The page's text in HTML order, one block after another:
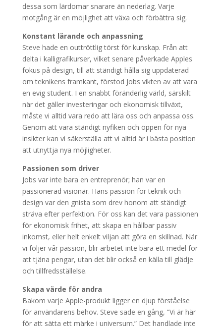
dessa som lärdomar snarare än nederlag. Varje
motgång är en möjlighet att växa och förbättra sig.
Konstant lärande och anpassning
Steve hade en outtröttlig törst för kunskap. Från att
delta i kalligrafikurser, vilket senare påverkade Apples
fokus på design, till att ständigt hålla sig uppdaterad
om teknikens framkant, förstod Jobs vikten av att vara
en evig student. I en snabbt föränderlig värld, särskilt
när det gäller investeringar och ekonomisk tillväxt,
måste vi alltid vara redo att lära oss och anpassa oss.
Genom att vara ständigt nyfiken och öppen för nya
insikter kan vi säkerställa att vi alltid är i bästa position
att utnyttja nya möjligheter.
Passionen som driver
Jobs var inte bara en entreprenör; han var en
passionerad visionär. Hans passion för teknik och
design var den gnista som drev honom att ständigt
sträva efter perfektion. För oss kan det vara passionen
för ekonomisk frihet, att skapa en hållbar passiv
inkomst, eller helt enkelt viljan att göra en skillnad. När
vi följer vår passion, blir arbetet inte bara ett medel för
att tjäna pengar, utan det blir också en källa till glädje
och tillfredsställelse.
Skapa värde för andra
Bakom varje Apple-produkt ligger en djup förståelse
för användarens behov. Steve sade en gång, ”Vi är här
för att sätta ett märke i universum.” Det handlade inte